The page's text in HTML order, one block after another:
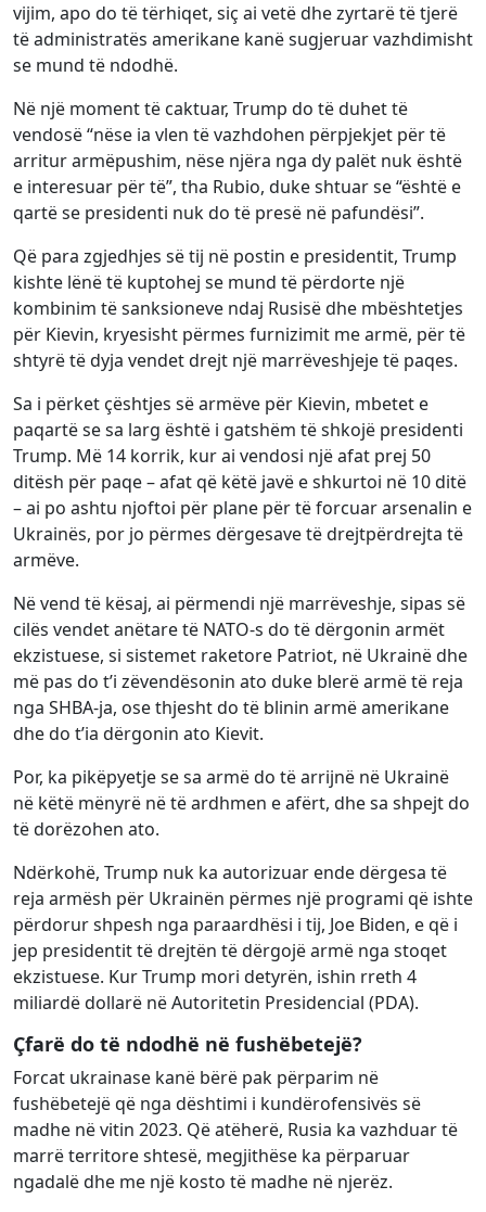
vijim, apo do të tërhiqet, siç ai vetë dhe zyrtarë të tjerë
të administratës amerikane kanë sugjeruar vazhdimisht
se mund të ndodhë.
Në një moment të caktuar, Trump do të duhet të
vendosë “nëse ia vlen të vazhdohen përpjekjet për të
arritur armëpushim, nëse njëra nga dy palët nuk është
e interesuar për të”, tha Rubio, duke shtuar se “është e
qartë se presidenti nuk do të presë në pafundësi”.
Që para zgjedhjes së tij në postin e presidentit, Trump
kishte lënë të kuptohej se mund të përdorte një
kombinim të sanksioneve ndaj Rusisë dhe mbështetjes
për Kievin, kryesisht përmes furnizimit me armë, për të
shtyrë të dyja vendet drejt një marrëveshjeje të paqes.
Sa i përket çështjes së armëve për Kievin, mbetet e
paqartë se sa larg është i gatshëm të shkojë presidenti
Trump. Më 14 korrik, kur ai vendosi një afat prej 50
ditësh për paqe – afat që këtë javë e shkurtoi në 10 ditë
– ai po ashtu njoftoi për plane për të forcuar arsenalin e
Ukrainës, por jo përmes dërgesave të drejtpërdrejta të
armëve.
Në vend të kësaj, ai përmendi një marrëveshje, sipas së
cilës vendet anëtare të NATO-s do të dërgonin armët
ekzistuese, si sistemet raketore Patriot, në Ukrainë dhe
më pas do t’i zëvendësonin ato duke blerë armë të reja
nga SHBA-ja, ose thjesht do të blinin armë amerikane
dhe do t’ia dërgonin ato Kievit.
Por, ka pikëpyetje se sa armë do të arrijnë në Ukrainë
në këtë mënyrë në të ardhmen e afërt, dhe sa shpejt do
të dorëzohen ato.
Ndërkohë, Trump nuk ka autorizuar ende dërgesa të
reja armësh për Ukrainën përmes një programi që ishte
përdorur shpesh nga paraardhësi i tij, Joe Biden, e që i
jep presidentit të drejtën të dërgojë armë nga stoqet
ekzistuese. Kur Trump mori detyrën, ishin rreth 4
miliardë dollarë në Autoritetin Presidencial (PDA).
Çfarë do të ndodhë në fushëbetejë?
Forcat ukrainase kanë bërë pak përparim në
fushëbetejë që nga dështimi i kundërofensivës së
madhe në vitin 2023. Që atëherë, Rusia ka vazhduar të
marrë territore shtesë, megjithëse ka përparuar
ngadalë dhe me një kosto të madhe në njerëz.